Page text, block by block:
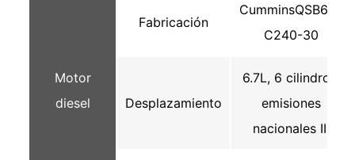
Motor
diesel
Fabricación
CumminsQSB6.7-
C240-30
Desplazamiento
6.7L, 6 cilindros,
emisiones
nacionales III